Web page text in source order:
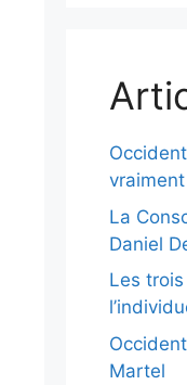
vraiment
La
Daniel
Les
Martel